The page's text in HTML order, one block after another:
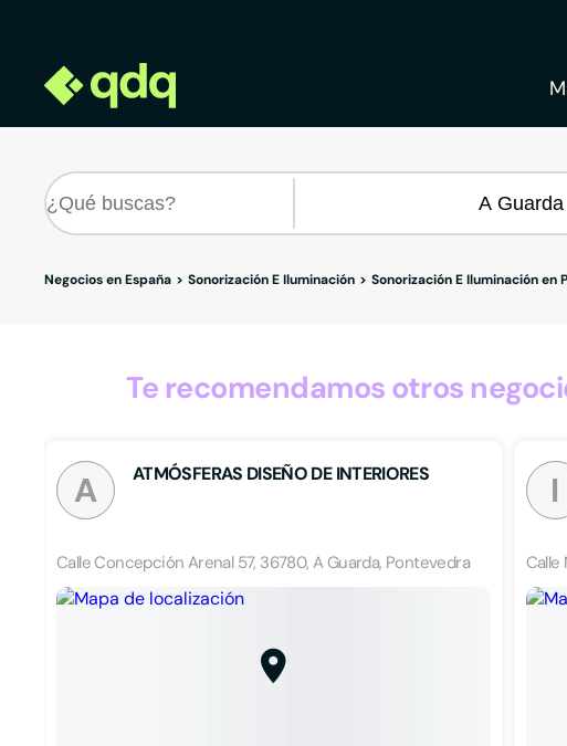
Negocios en España Sonorización E Iluminación Sonorización E Iluminación en
Te recomendamos otros
A ATMÓSFERAS DISEÑO DE INTERIORES
Calle Concepción Arenal 57, 36780, A Guarda, Pontevedra
I
Calle